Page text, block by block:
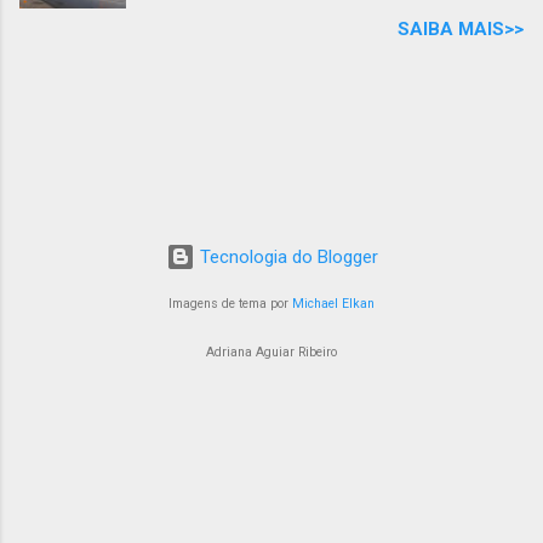
empregados do setor aéreo, o aumento do
que já enfrenta dificuldades para contratar
novos empregados com velocidade
SAIBA MAIS>>
Tecnologia do Blogger
Imagens de tema por Michael Elkan
Adriana Aguiar Ribeiro